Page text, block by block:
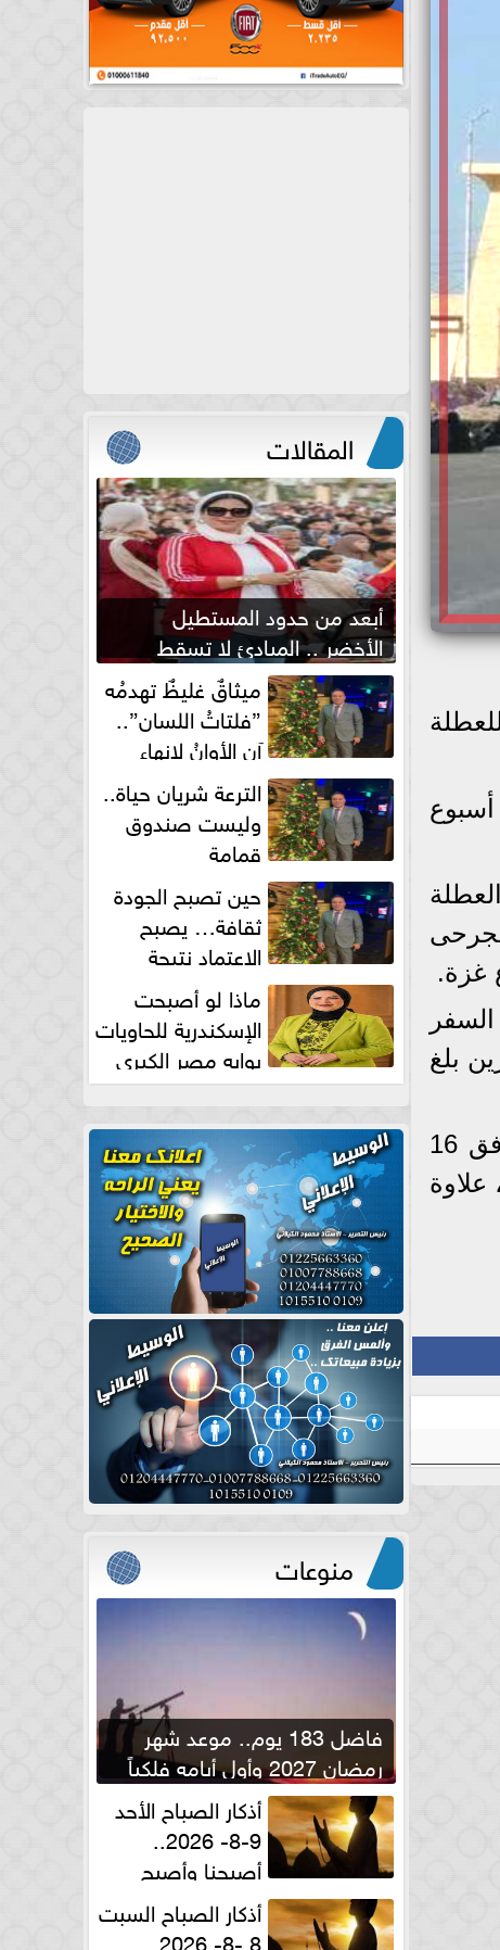
غزة.
بلغ
كانت السلطات المصرية قد فتحت المعبر استثنائيا اعتبارا من يوم الأحد الموافق 16
علاوة
المقالات
أبعد من حدود المستطيل
الأخضر .. المبادئ لا تسقط
بصفارة الحكم ميثاقٌ غليظٌ تهدمُه
”فلتاتُ اللسان”..
آن الأوانُ لإنهاءِ
فوضى الطلاق الشفهي!الترعة شريان حياة..
وليست صندوق
قمامة
حين تصبح الجودة
ثقافة… يصبح
الاعتماد نتيجة
طبيعية
ماذا لو أصبحت
الإسكندرية للحاويات
بوابه مصر الكبري
للتجارة العالمية بقلم د...
منوعات
فاضل 183 يوم.. موعد شهر
رمضان 2027 وأول أيامه فلكياً
أذكار الصباح الأحد
9-8- 2026..
أصبحنا وأصبح
الملك لله والحمد للهأذكار الصباح السبت